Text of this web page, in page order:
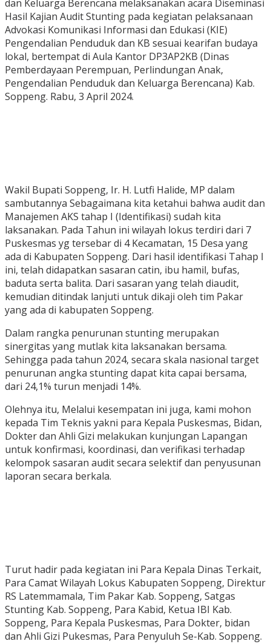
dan Keluarga Berencana melaksanakan acara Diseminasi
Hasil Kajian Audit Stunting pada kegiatan pelaksanaan
Advokasi Komunikasi Informasi dan Edukasi (KIE)
Pengendalian Penduduk dan KB sesuai kearifan budaya
lokal, bertempat di Aula Kantor DP3AP2KB (Dinas
Pemberdayaan Perempuan, Perlindungan Anak,
Pengendalian Penduduk dan Keluarga Berencana) Kab.
Soppeng. Rabu, 3 April 2024.
Wakil Bupati Soppeng, Ir. H. Lutfi Halide, MP dalam
sambutannya Sebagaimana kita ketahui bahwa audit dan
Manajemen AKS tahap I (Identifikasi) sudah kita
laksanakan. Pada Tahun ini wilayah lokus terdiri dari 7
Puskesmas yg tersebar di 4 Kecamatan, 15 Desa yang
ada di Kabupaten Soppeng. Dari hasil identifikasi Tahap I
ini, telah didapatkan sasaran catin, ibu hamil, bufas,
baduta serta balita. Dari sasaran yang telah diaudit,
kemudian ditindak lanjuti untuk dikaji oleh tim Pakar
yang ada di kabupaten Soppeng.
Dalam rangka penurunan stunting merupakan
sinergitas yang mutlak kita laksanakan bersama.
Sehingga pada tahun 2024, secara skala nasional target
penurunan angka stunting dapat kita capai bersama,
dari 24,1% turun menjadi 14%.
Olehnya itu, Melalui kesempatan ini juga, kami mohon
kepada Tim Teknis yakni para Kepala Puskesmas, Bidan,
Dokter dan Ahli Gizi melakukan kunjungan Lapangan
untuk konfirmasi, koordinasi, dan verifikasi terhadap
kelompok sasaran audit secara selektif dan penyusunan
laporan secara berkala.
Turut hadir pada kegiatan ini Para Kepala Dinas Terkait,
Para Camat Wilayah Lokus Kabupaten Soppeng, Direktur
RS Latemmamala, Tim Pakar Kab. Soppeng, Satgas
Stunting Kab. Soppeng, Para Kabid, Ketua IBI Kab.
Soppeng, Para Kepala Puskesmas, Para Dokter, bidan
dan Ahli Gizi Pukesmas, Para Penyuluh Se-Kab. Soppeng.